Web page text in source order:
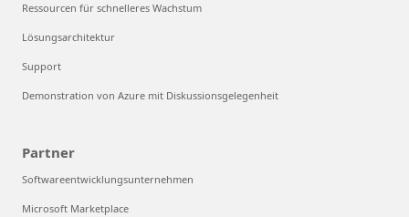
Ressourcen für schnelleres Wachstum
Lösungsarchitektur
Support
Demonstration von Azure mit Diskussionsgelegenheit
Partner
Softwareentwicklungsunternehmen
Microsoft Marketplace